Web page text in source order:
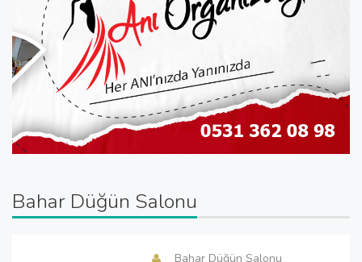
Bahar Düğün Salonu
Bahar Düğün Salonu